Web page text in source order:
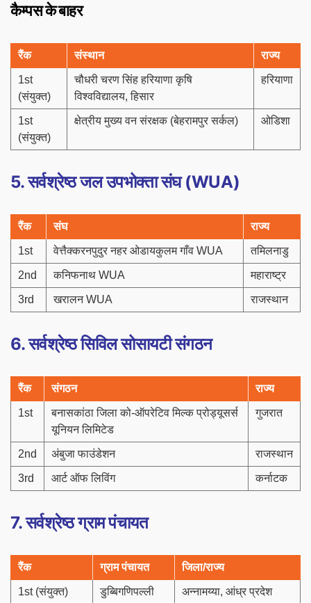
कैम्पस के बाहर
रैंक संस्थान राज्य
1st
(संयुक्त)
चौधरी चरण सिंह हरियाणा कृषि
विश्वविद्यालय, हिसार
हरियाणा
1st
(संयुक्त)
क्षेत्रीय मुख्य वन संरक्षक (बेहरामपुर सर्कल) ओडिशा
5. सर्वश्रेष्ठ जल उपभोक्ता संघ (WUA)
रैंक संघ राज्य
1st वेत्तैक्करनपुदुर नहर ओडायकुलम गाँव WUA तमिलनाडु
2nd कनिफनाथ WUA महाराष्ट्र
3rd खरालन WUA राजस्थान
6. सर्वश्रेष्ठ सिविल सोसायटी संगठन
रैंक संगठन राज्य
1st
बनासकांठा जिला को-ऑपरेटिव मिल्क प्रोड्यूसर्स
यूनियन लिमिटेड
गुजरात
2nd अंबुजा फाउंडेशन राजस्थान
3rd आर्ट ऑफ लिविंग कर्नाटक
7. सर्वश्रेष्ठ ग्राम पंचायत
रैंक ग्राम पंचायत जिला/राज्य
1st (संयुक्त) डुब्बिगणिपल्ली अन्नामय्या, आंध्र प्रदेश